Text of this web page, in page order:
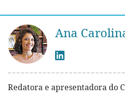
Ana
Redatora e apresentadora do